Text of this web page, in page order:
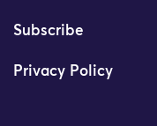
Subscribe
Privacy Policy